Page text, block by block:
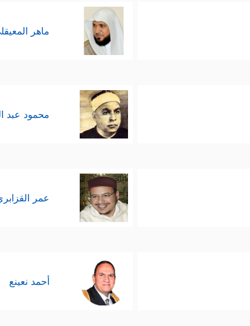
ماهر
محمود عبد
عمر
أحمد نعينع